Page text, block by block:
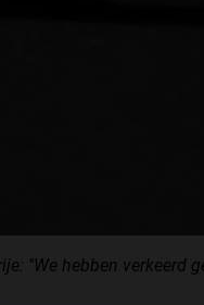
''We hebben verkeerd